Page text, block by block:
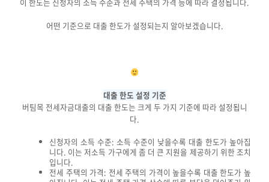
어떤 기준으로 대출 한도가 설정되는지 알아보겠습니다.
대출 한도 설정 기준
버팀목 전세자금대출의 대출 한도는 크게 두 가지 기준에 따라 설정됩니
다.
신청자의 소득 수준: 소득 수준이 낮을수록 대출 한도가 높아집
니다. 이는 저소득 가구에게 좀 더 큰 지원을 제공하기 위한 조치
입니다.
전세 주택의 가격: 전세 주택의 가격이 높을수록 대출 한도가 높